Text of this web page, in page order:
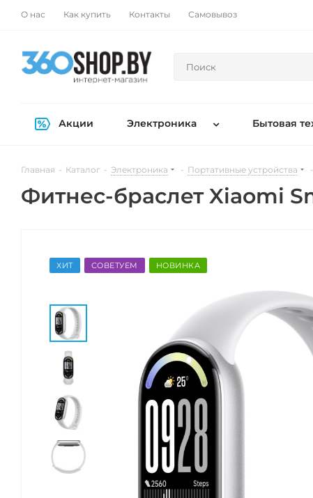
О нас Как купить Контакты Самовывоз
Акции Электроника Бытовая
Главная - Каталог - Электроника - Портативные устройства -
Фитнес-браслет Xiaomi
ХИТ СОВЕТУЕМ НОВИНКА